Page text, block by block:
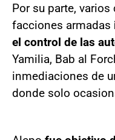
Por su parte,
facciones armadas
el control de las
Yamilia, Bab al
inmediaciones de
donde solo